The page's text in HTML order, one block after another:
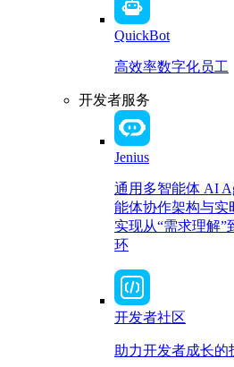
QuickBot
高效率数字化员工
开发者服务
Jenius
通用多智能体 AI
能体协作架构与实
实现从“需求理解”
环
开发者社区
助力开发者成长的